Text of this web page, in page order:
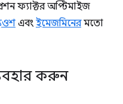
ফ্যাক্টর অপ্টিমাইজ
এবং ইমেজমিনেরমতো
করুন